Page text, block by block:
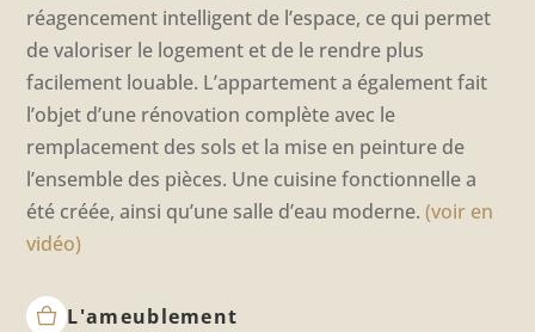
réagencement intelligent de l’espace, ce qui permet
de valoriser le logement et de le rendre plus
facilement louable. L’appartement a également fait
l’objet d’une rénovation complète avec le
remplacement des sols et la mise en peinture de
l’ensemble des pièces. Une cuisine fonctionnelle a
été créée, ainsi qu’une salle d’eau moderne.(voir en
vidéo)
L'ameublement